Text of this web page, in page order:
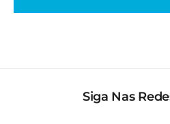
Siga Nas